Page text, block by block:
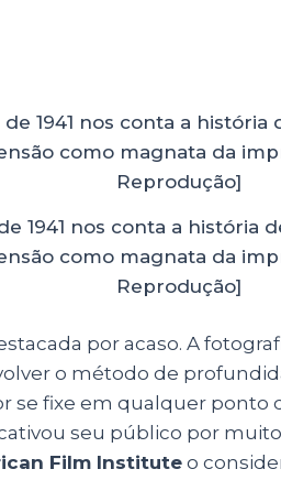
1941 nos conta a história
como magnata da
Reprodução]
por acaso. A
o método de
se fixe em qualquer ponto
seu público por
Film Institute o